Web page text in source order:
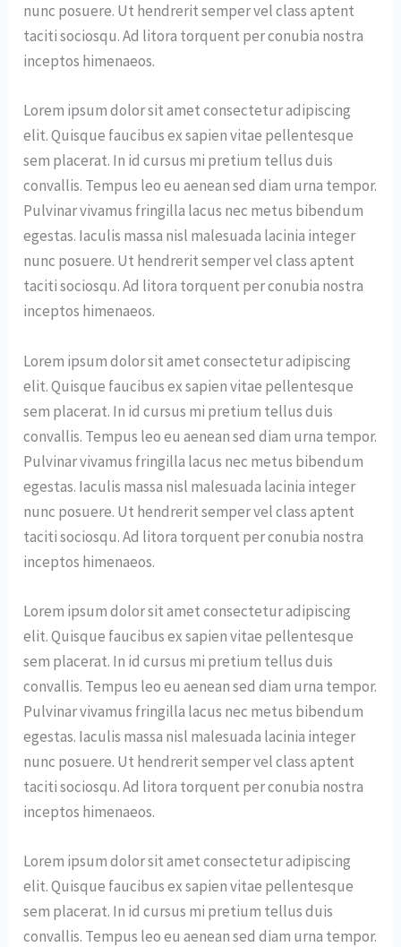
nunc posuere. Ut hendrerit semper vel class aptent
taciti sociosqu. Ad litora torquent per conubia nostra
inceptos himenaeos.
Lorem ipsum dolor sit amet consectetur adipiscing
elit. Quisque faucibus ex sapien vitae pellentesque
sem placerat. In id cursus mi pretium tellus duis
convallis. Tempus leo eu aenean sed diam urna tempor.
Pulvinar vivamus fringilla lacus nec metus bibendum
egestas. Iaculis massa nisl malesuada lacinia integer
nunc posuere. Ut hendrerit semper vel class aptent
taciti sociosqu. Ad litora torquent per conubia nostra
inceptos himenaeos.
Lorem ipsum dolor sit amet consectetur adipiscing
elit. Quisque faucibus ex sapien vitae pellentesque
sem placerat. In id cursus mi pretium tellus duis
convallis. Tempus leo eu aenean sed diam urna tempor.
Pulvinar vivamus fringilla lacus nec metus bibendum
egestas. Iaculis massa nisl malesuada lacinia integer
nunc posuere. Ut hendrerit semper vel class aptent
taciti sociosqu. Ad litora torquent per conubia nostra
inceptos himenaeos.
Lorem ipsum dolor sit amet consectetur adipiscing
elit. Quisque faucibus ex sapien vitae pellentesque
sem placerat. In id cursus mi pretium tellus duis
convallis. Tempus leo eu aenean sed diam urna tempor.
Pulvinar vivamus fringilla lacus nec metus bibendum
egestas. Iaculis massa nisl malesuada lacinia integer
nunc posuere. Ut hendrerit semper vel class aptent
taciti sociosqu. Ad litora torquent per conubia nostra
inceptos himenaeos.
Lorem ipsum dolor sit amet consectetur adipiscing
elit. Quisque faucibus ex sapien vitae pellentesque
sem placerat. In id cursus mi pretium tellus duis
convallis. Tempus leo eu aenean sed diam urna tempor.